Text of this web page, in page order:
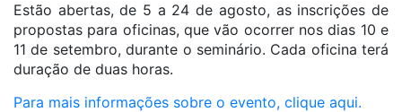
Estão abertas, de 5 a 24 de agosto, as inscrições de
propostas para oficinas, que vão ocorrer nos dias 10 e
11 de setembro, durante o seminário. Cada oficina terá
duração de duas horas.
Para mais informações sobre o evento, clique aqui.